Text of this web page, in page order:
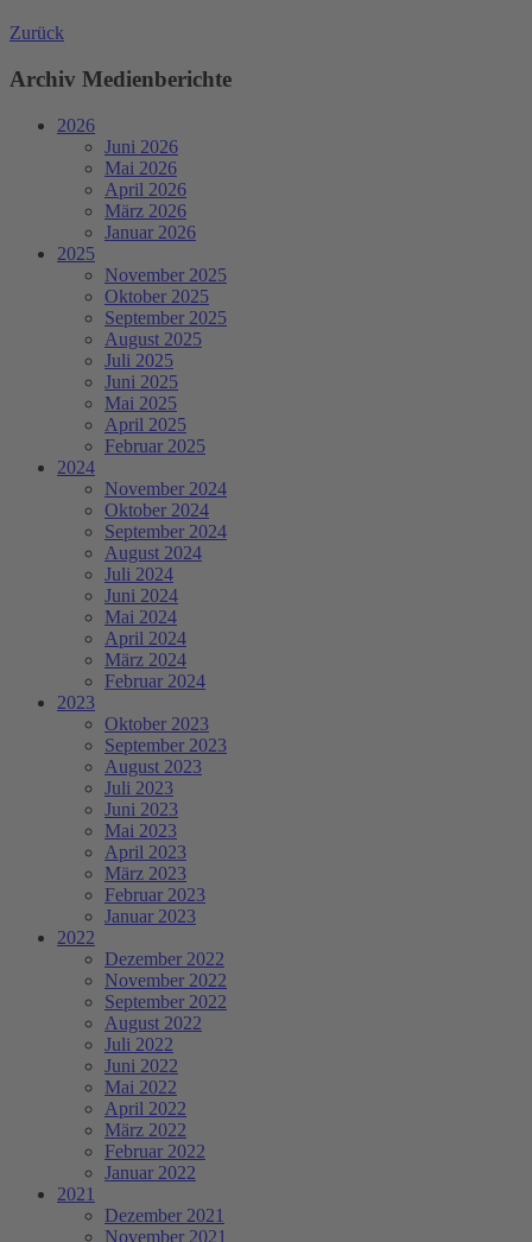
Zurück
Archiv Medienberichte
2026
Juni 2026
Mai 2026
April 2026
März 2026
Januar 2026
2025
November 2025
Oktober 2025
September 2025
August 2025
Juli 2025
Juni 2025
Mai 2025
April 2025
Februar 2025
2024
November 2024
Oktober 2024
September 2024
August 2024
Juli 2024
Juni 2024
Mai 2024
April 2024
März 2024
Februar 2024
2023
Oktober 2023
September 2023
August 2023
Juli 2023
Juni 2023
Mai 2023
April 2023
März 2023
Februar 2023
Januar 2023
2022
Dezember 2022
November 2022
September 2022
August 2022
Juli 2022
Juni 2022
Mai 2022
April 2022
März 2022
Februar 2022
Januar 2022
2021
Dezember 2021
November 2021